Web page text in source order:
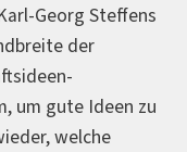
Georg Steffens
der
um gute Ideen zu
welche